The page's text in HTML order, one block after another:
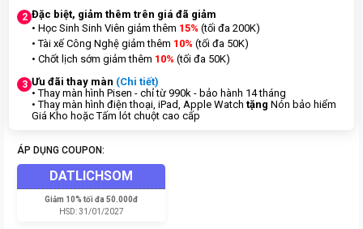
2 Đặc biệt, giảm thêm trên giá đã giảm
• Học Sinh Sinh Viên giảm thêm 15% (tối đa 200K)
• Tài xế Công Nghệ giảm thêm 10% (tối đa 50K)
• Chốt lịch sớm giảm thêm 10% (tối đa 50K)
3 Ưu đãi thay màn (Chi tiết)
• Thay màn hình Pisen - chỉ từ 990k - bảo hành 14 tháng
• Thay màn hình điện thoại, iPad, Apple Watch tặng Nón bảo hiểm
Giá Kho hoặc Tấm lót chuột cao cấp
ÁP DỤNG COUPON:
DATLICHSOM
Giảm 10% tối đa 50.000đ
HSD:31/01/2027